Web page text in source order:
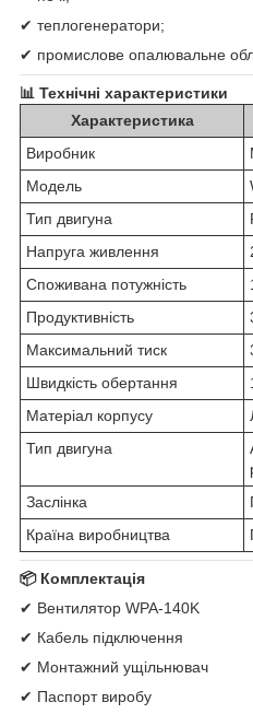
✔ теплогенератори;
✔ промислове опалювальне
📊 Технічні характеристики
Характеристика
Виробник
Модель
Тип двигуна
Напруга живлення
Споживана потужність
Продуктивність
Максимальний тиск
Швидкість обертання
Матеріал корпусу
Тип двигуна
Заслінка
Країна виробництва
📦 Комплектація
✔ Вентилятор WPA-140K
✔ Кабель підключення
✔ Монтажний ущільнювач
✔ Паспорт виробу